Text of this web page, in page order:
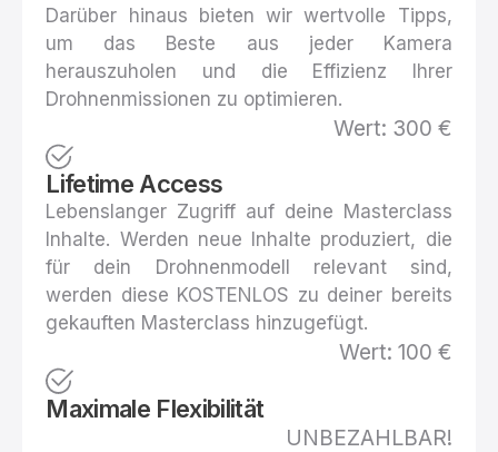
Darüber hinaus bieten wir wertvolle Tipps,
um das Beste aus jeder Kamera
herauszuholen und die Effizienz Ihrer
Drohnenmissionen zu optimieren.
Wert: 300 €
Lifetime Access
Lebenslanger Zugriff auf deine Masterclass
Inhalte. Werden neue Inhalte produziert, die
für dein Drohnenmodell relevant sind,
werden diese KOSTENLOS zu deiner bereits
gekauften Masterclass hinzugefügt.
Wert: 100 €
Maximale Flexibilität
UNBEZAHLBAR!